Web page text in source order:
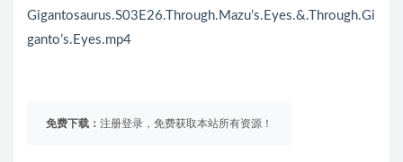
Gigantosaurus.S03E26.Through.Mazu’s.Eyes.&.Through.Gi
ganto’s.Eyes.mp4
免费下载： 注册登录，免费获取本站所有资源！